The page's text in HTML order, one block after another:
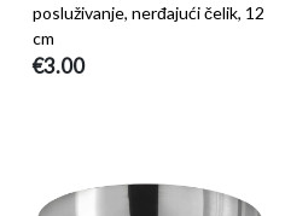
posluživanje, nerđajući čelik, 12
cm
€3.00